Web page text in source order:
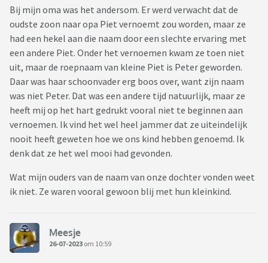
Bij mijn oma was het andersom. Er werd verwacht dat de
oudste zoon naar opa Piet vernoemt zou worden, maar ze
had een hekel aan die naam door een slechte ervaring met
een andere Piet. Onder het vernoemen kwam ze toen niet
uit, maar de roepnaam van kleine Piet is Peter geworden.
Daar was haar schoonvader erg boos over, want zijn naam
was niet Peter. Dat was een andere tijd natuurlijk, maar ze
heeft mij op het hart gedrukt vooral niet te beginnen aan
vernoemen. Ik vind het wel heel jammer dat ze uiteindelijk
nooit heeft geweten hoe we ons kind hebben genoemd. Ik
denk dat ze het wel mooi had gevonden.
Wat mijn ouders van de naam van onze dochter vonden weet
ik niet. Ze waren vooral gewoon blij met hun kleinkind.
Meesje
26-07-2023 om 10:59